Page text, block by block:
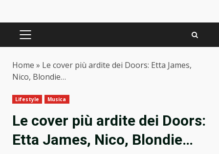
PRIMARY
Home » Le cover più ardite dei Doors: Etta James,
Nico, Blondie…
Lifestyle Musica
Le cover più ardite dei Doors:
Etta James, Nico, Blondie…